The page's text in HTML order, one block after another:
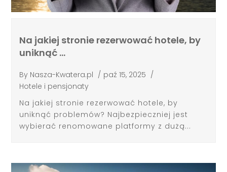
Na jakiej stronie rezerwować hotele, by
uniknąć …
By Nasza-Kwatera.pl / paź 15, 2025 /
Hotele i pensjonaty
Na jakiej stronie rezerwować hotele, by
uniknąć problemów? Najbezpieczniej jest
wybierać renomowane platformy z dużą...